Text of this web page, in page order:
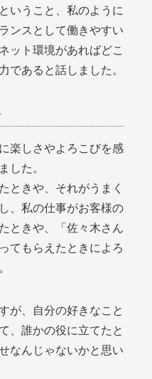
いうこと、私のように
ンスとして働きやすい
ット環境があればどこ
であると話しました。
楽しさやよろこびを感
した。
ときや、それがうまく
、私の仕事がお客様の
ときや、「佐々木さん
てもらえたときによろ
が、自分の好きなこと
、誰かの役に立てたと
なんじゃないかと思い